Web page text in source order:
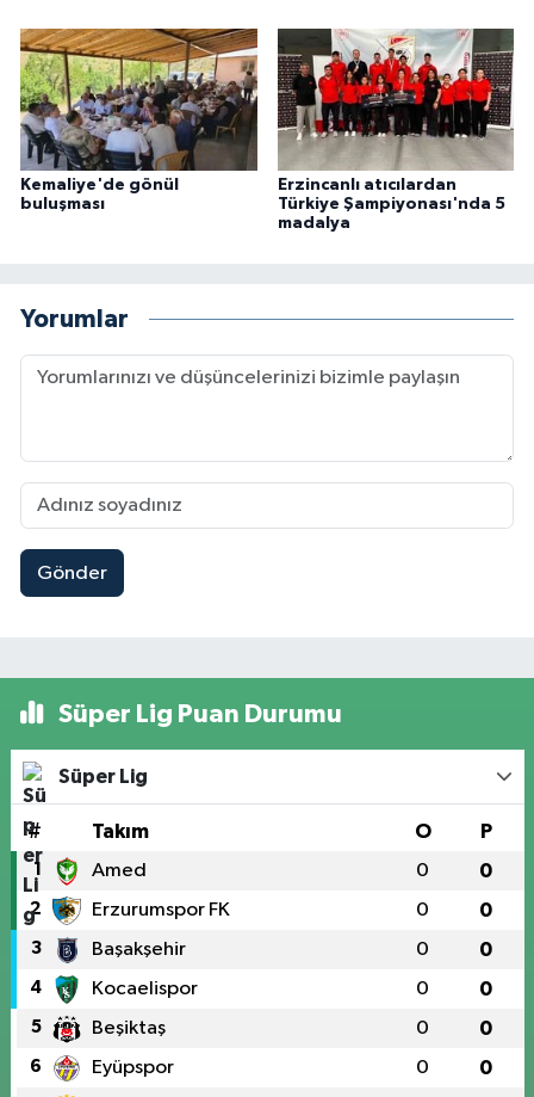
Kemaliye'de gönül
buluşması
Erzincanlı atıcılardan
Türkiye Şampiyonası'nda 5
madalya
Yorumlar
Gönder
Süper Lig Puan Durumu
Süper Lig
# Takım O P
1 Amed 0 0
2 Erzurumspor FK 0 0
3 Başakşehir 0 0
4 Kocaelispor 0 0
5 Beşiktaş 0 0
6 Eyüpspor 0 0